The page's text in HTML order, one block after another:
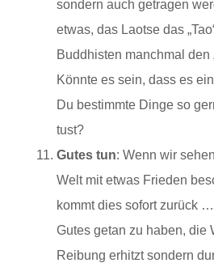
sondern auch getragen
etwas, das Laotse das
Buddhisten manchmal den
Könnte es sein, dass es
Du bestimmte Dinge so
tust?
Gutes tun: Wenn wir
Welt mit etwas Frieden
kommt dies sofort zurück
Gutes getan zu haben, die
Reibung erhitzt sondern